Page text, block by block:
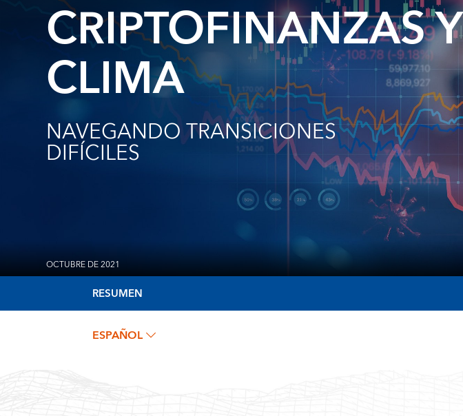
CRIPTOFINANZAS Y
CLIMA
NAVEGANDO TRANSICIONES
DIFÍCILES
OCTUBRE DE 2021
RESUMEN
ESPAÑOL